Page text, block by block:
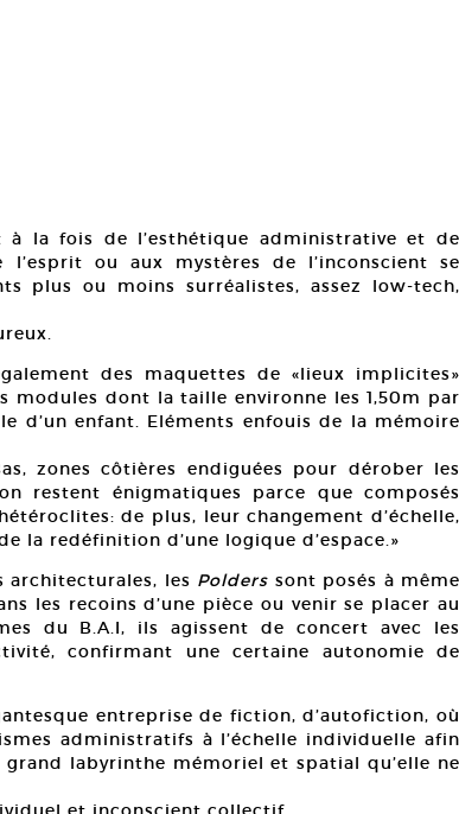
à la fois de l’esthétique administrative et de
ou aux mystères de l’inconscient se
plus ou moins surréalistes, assez low-tech,
des maquettes de «lieux implicites»
modules dont la taille environne les 1,50m par
d’un enfant. Eléments enfouis de la mémoire
zones côtières endiguées pour dérober les
restent énigmatiques parce que composés
de plus, leur changement d’échelle,
la redéfinition d’une logique d’espace.»
architecturales, les Polders sont posés à même
les recoins d’une pièce ou venir se placer au
du B.A.I, ils agissent de concert avec les
confirmant une certaine autonomie de
entreprise de fiction, d’autofiction, où
administratifs à l’échelle individuelle afin
labyrinthe mémoriel et spatial qu’elle ne